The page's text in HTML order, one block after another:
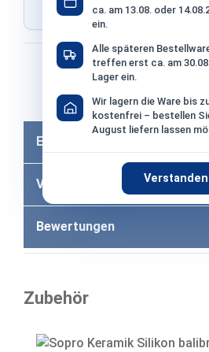
ca. am 13.08. oder
ein.
Alle späteren
treffen erst ca. am
Lager ein.
Wir lagern die Ware bis
kostenfrei – bestellen
August liefern lassen
Verstanden
Shop
Bezahlen mit
Bei Bezahlung per Vorkasse
Eigenschaften
Versandkosten
Bewertungen
Zubehör